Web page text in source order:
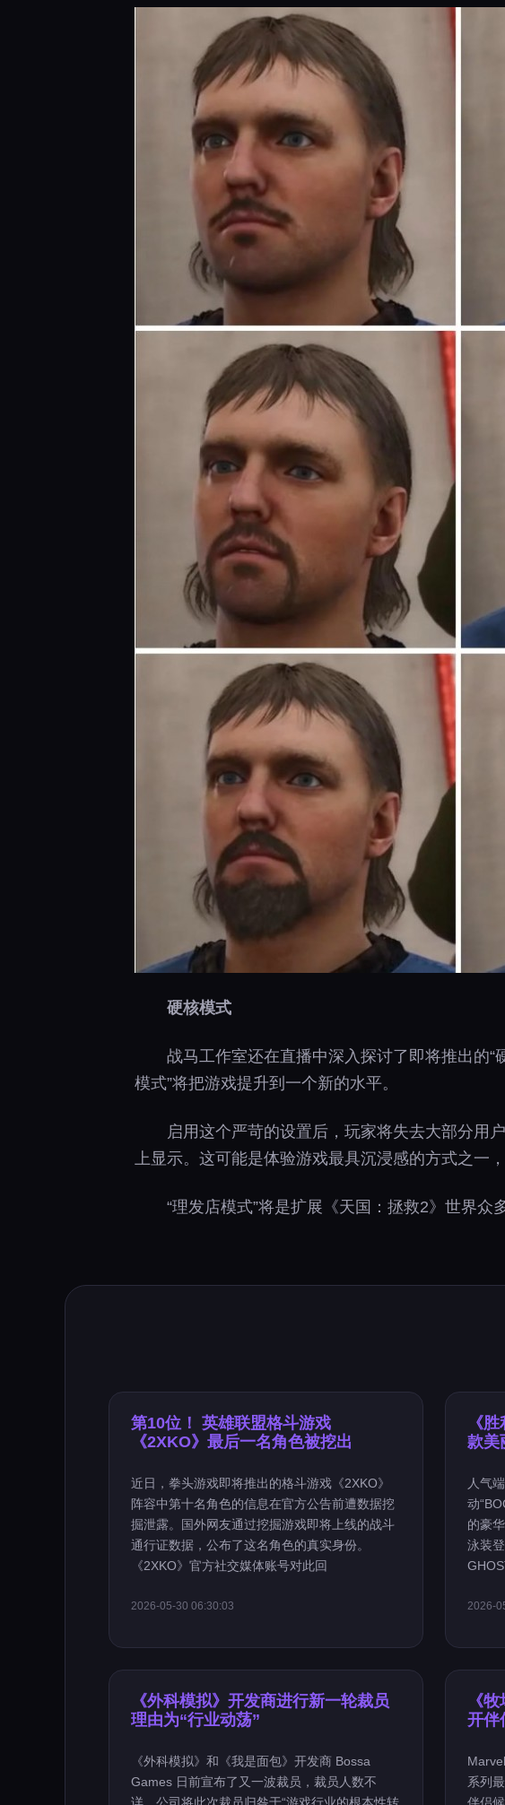
硬核模式
战马工作室还在直播中深入探讨了即将推出的
模式”将把游戏提升到一个新的水平。
启用这个严苛的设置后，玩家将失去大部分用
上显示。这可能是体验游戏最具沉浸感的方式之一
“理发店模式”将是扩展《天国：拯救2》世界
第10位！ 英雄联盟格斗游戏
《2XKO》最后一名角色被挖出
近日，拳头游戏即将推出的格斗游戏《2XKO》
阵容中第十名角色的信息在官方公告前遭数据挖
掘泄露。国外网友通过挖掘游戏即将上线的战斗
通行证数据，公布了这名角色的真实身份。
《2XKO》官方社交媒体账号对此回
2026-05-30 06:30:03
《
款美
人气
动
的豪
泳装
2026-
《外科模拟》开发商进行新一轮裁员
理由为“行业动荡”
《外科模拟》和《我是面包》开发商 Bossa
Games 日前宣布了又一波裁员，裁员人数不
《
开伴
系列